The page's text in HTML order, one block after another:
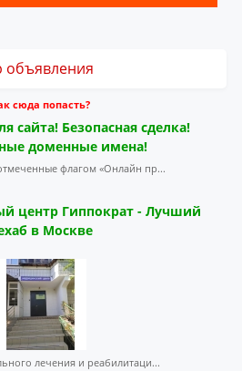
объявления
сюда попасть?
сайта! Безопасная сделка!
доменные имена!
флагом «Онлайн пр...
центр Гиппократ - Лучший
в Москве
лечения и реабилитаци...